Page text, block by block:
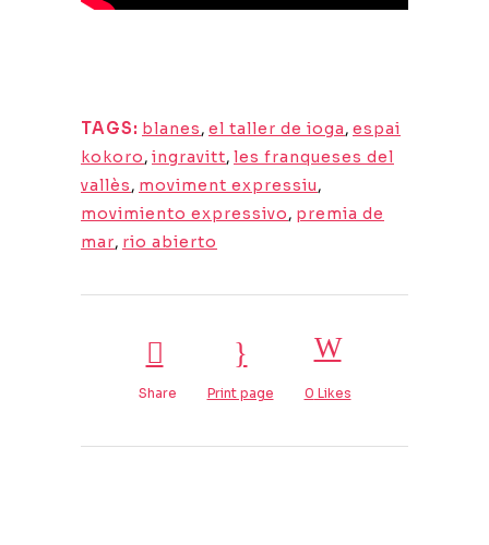
TAGS: blanes, el taller de ioga, espai
kokoro, ingravitt, les franqueses del
vallès, moviment expressiu,
movimiento expressivo, premia de
mar, rio abierto
Share Print page 0 Likes